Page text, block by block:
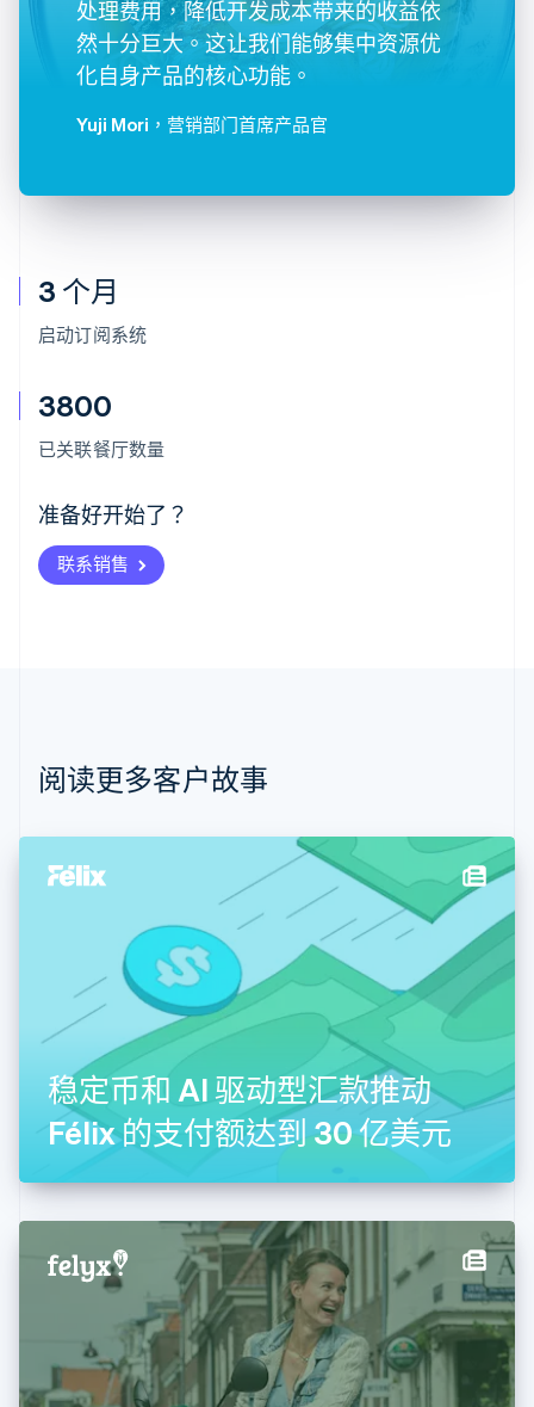
3 个月
启动订阅系统
3800
已关联餐厅数量
准备好开始了？
联系销售
处理费用，降低开发成本带来的收益依
然十分巨大。这让我们能够集中资源优
化自身产品的核心功能。
Yuji Mori ，营销部门首席产品官
阅读更多客户故事
稳定币和 AI 驱动型汇款推动
Félix 的支付额达到 30 亿美元
阿联酋
爱尔兰
爱沙尼亚
English
奥地利
Deutsch English
Nederlands Français Deutsch
波兰
丹麦
English
德国
Français English
芬兰
English Svenska
Nederlands English
加拿大
English Français
捷克
English
克罗地亚
English
立陶宛
列支敦士登
Deutsch English
卢森堡
Français DeutschEnglish